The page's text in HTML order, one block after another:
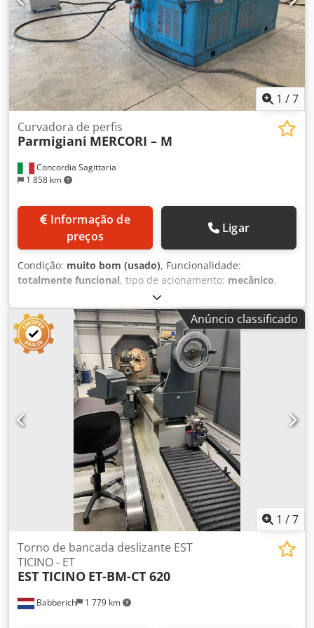
digital STANDARD - NC-unidade 10Screen EURO 11.500, -- -
-
1 /7
Concordia Sagittaria
1 858 km
Curvadora de perfis
Parmigiani MERCORI – M
preços
Ligar
Condição: muito bom (usado), Funcionalidade:
totalmente funcional, tipo de acionamento: mecânico,
, peso total:
documentação / manual, Curvadora de perfis PARMIGIANI
Mod. MERCORI – M Usada. Curvadora de três rolos
horizontal. Disponível para entrega imediata, salvo venda
anterior. Regulagem visualizada. Completa com
equipamento para curvatura de chapas e tubos. Quadro
elétrico novo. Manual de uso e manutenção. Capacidades
de curvatura: perfil angular 120 x 120 x 12 mm: Ø mínimo
1200 mm; U 160 vertical: Ø mínimo 1000 mm; chapa
vertical 140 x 40 mm: Ø mínimo 1000 mm; chapa
horizontal 120 x 30 mm: Ø mínimo 1600 mm; tubo 4″: Ø
mínimo 1200 mm. Peso: 5000 kg. Potência do motor: 380 V
12 Hp. Dcjdpfx Aoyxwdwenuek
Anúncio classificado
1 /7
Babberich 1 779 km
Torno de bancada deslizante EST
TICINO - ET
EST TICINO ET-BM-CT 620